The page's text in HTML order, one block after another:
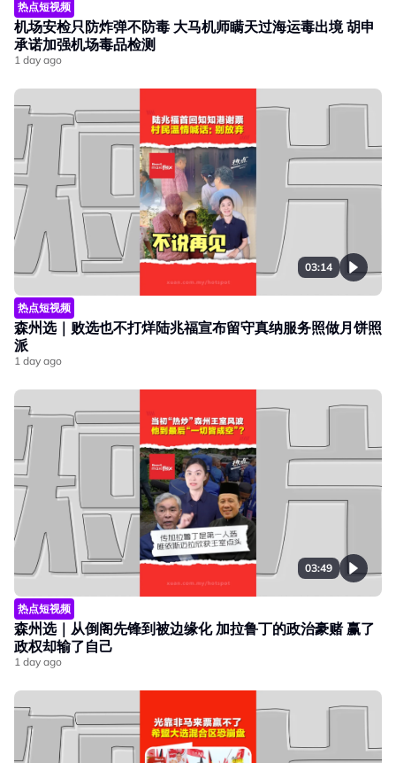
热点短视频
机场安检只防炸弹不防毒 大马机师瞒天过海运毒出境 胡申
承诺加强机场毒品检测
1 day ago
03:14
热点短视频
森州选｜败选也不打烊陆兆福宣布留守真纳服务照做月饼照
派
1 day ago
03:49
热点短视频
森州选｜从倒阁先锋到被边缘化 加拉鲁丁的政治豪赌 赢了
政权却输了自己
1 day ago